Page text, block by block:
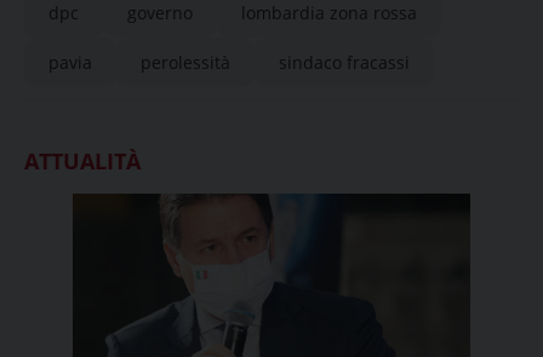
dpc governo lombardia zona rossa
pavia perolessità sindaco fracassi
ATTUALITÀ